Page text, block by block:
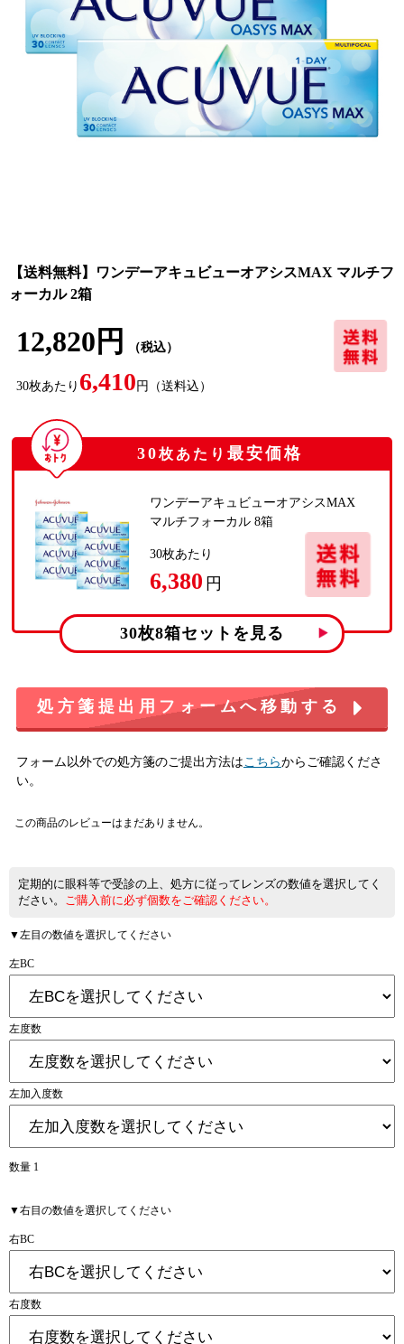
【送料無料】ワンデーアキュビューオアシスMAX マルチフ
ォーカル 2箱
12,820円 （税込）
30枚あたり 6,410円 （送料込）
30枚あたり 最安価格
ワンデーアキュビューオアシスMAX
マルチフォーカル 8箱
30枚あたり
6,380 円
30枚8箱セットを見る
処方箋提出用フォームへ移動する
フォーム以外での処方箋のご提出方法はこちらからご確認くださ
い。
この商品のレビューはまだありません。
定期的に眼科等で受診の上、処方に従ってレンズの数値を選択してく
ださい。 ご購入前に必ず個数をご確認ください。
▼左目の数値を選択してください
左BC
左度数
左加入度数
数量 1
▼右目の数値を選択してください
右BC
右度数